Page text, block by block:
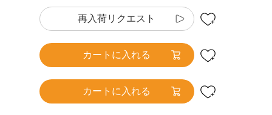
再入荷リクエスト
カートに入れる
カートに入れる